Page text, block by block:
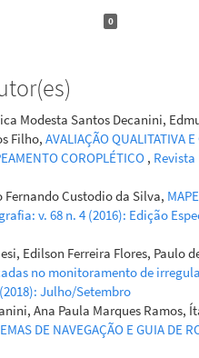
0
Modesta Santos Decanini,
Filho, AVALIAÇÃO QUALITATIVA
COROPLÉTICO ,
Custodio da Silva,
v. 68 n. 4 (2016): Edição
Edilson Ferreira Flores, Paulo
no monitoramento de
Julho/Setembro
Ana Paula Marques Ramos,
DE NAVEGAÇÃO E GUIA DE